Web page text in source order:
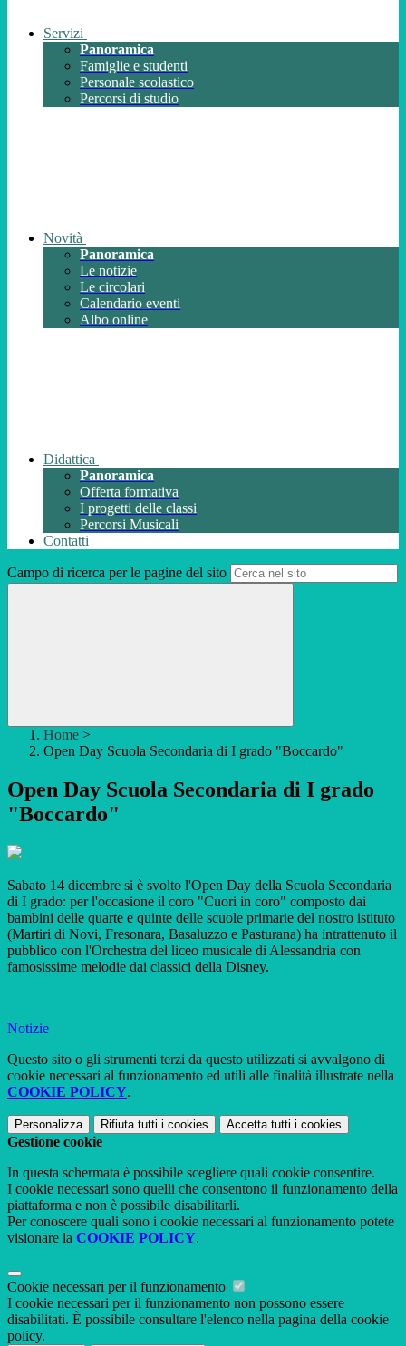
Servizi
Panoramica
Famiglie e studenti
Personale scolastico
Percorsi di studio
Novità
Panoramica
Le notizie
Le circolari
Calendario eventi
Albo online
Didattica
Panoramica
Offerta formativa
I progetti delle classi
Percorsi Musicali
Contatti
Campo di ricerca per le pagine del sito
Home >
Open Day Scuola Secondaria di I grado "Boccardo"
Open Day Scuola Secondaria di I grado
"Boccardo"
Sabato 14 dicembre si è svolto l'Open Day della Scuola Secondaria
di I grado: per l'occasione il coro "Cuori in coro" composto dai
bambini delle quarte e quinte delle scuole primarie del nostro istituto
(Martiri di Novi, Fresonara, Basaluzzo e Pasturana) ha intrattenuto il
pubblico con l'Orchestra del liceo musicale di Alessandria con
famosissime melodie dai classici della Disney.
Notizie
Questo sito o gli strumenti terzi da questo utilizzati si avvalgono di
cookie necessari al funzionamento ed utili alle finalità illustrate nella
COOKIE POLICY.
Personalizza Rifiuta tutti i cookies Accetta tutti i cookies
Gestione cookie
In questa schermata è possibile scegliere quali cookie consentire.
I cookie necessari sono quelli che consentono il funzionamento della
piattaforma e non è possibile disabilitarli.
Per conoscere quali sono i cookie necessari al funzionamento potete
visionare la COOKIE POLICY.
Cookie necessari per il funzionamento
I cookie necessari per il funzionamento non possono essere
disabilitati. È possibile consultare l'elenco nella pagina della cookie
policy.